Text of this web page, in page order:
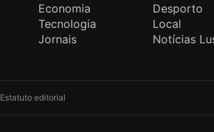
Economia
Desporto
Tecnologia
Local
Jornais Notícias
Estatuto editorial